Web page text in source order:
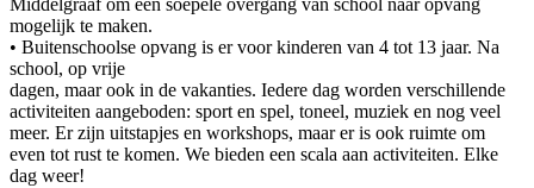
Middelgraaf om een soepele overgang van school naar opvang
mogelijk te maken.
• Buitenschoolse opvang is er voor kinderen van 4 tot 13 jaar. Na
school, op vrije
dagen, maar ook in de vakanties. Iedere dag worden verschillende
activiteiten aangeboden: sport en spel, toneel, muziek en nog veel
meer. Er zijn uitstapjes en workshops, maar er is ook ruimte om
even tot rust te komen. We bieden een scala aan activiteiten. Elke
dag weer!